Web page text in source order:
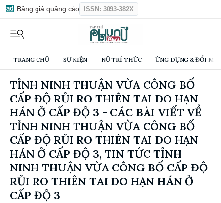
Bảng giá quảng cáo ISSN: 3093-382X
TRANG CHỦ SỰ KIỆN NỮ TRÍ THỨC ỨNG DỤNG & ĐỔI
TỈNH NINH THUẬN VỪA CÔNG BỐ
CẤP ĐỘ RỦI RO THIÊN TAI DO HẠN
HÁN Ở CẤP ĐỘ 3 - CÁC BÀI VIẾT VỀ
TỈNH NINH THUẬN VỪA CÔNG BỐ
CẤP ĐỘ RỦI RO THIÊN TAI DO HẠN
HÁN Ở CẤP ĐỘ 3, TIN TỨC TỈNH
NINH THUẬN VỪA CÔNG BỐ CẤP ĐỘ
RỦI RO THIÊN TAI DO HẠN HÁN Ở
CẤP ĐỘ 3